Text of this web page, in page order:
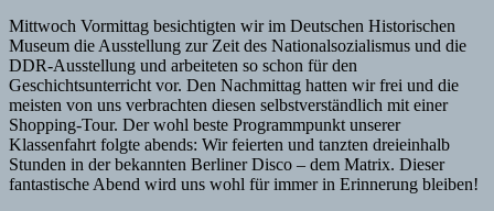
Mittwoch Vormittag besichtigten wir im Deutschen Historischen
Museum die Ausstellung zur Zeit des Nationalsozialismus und die
DDR-Ausstellung und arbeiteten so schon für den
Geschichtsunterricht vor. Den Nachmittag hatten wir frei und die
meisten von uns verbrachten diesen selbstverständlich mit einer
Shopping-Tour. Der wohl beste Programmpunkt unserer
Klassenfahrt folgte abends: Wir feierten und tanzten dreieinhalb
Stunden in der bekannten Berliner Disco – dem Matrix. Dieser
fantastische Abend wird uns wohl für immer in Erinnerung bleiben!